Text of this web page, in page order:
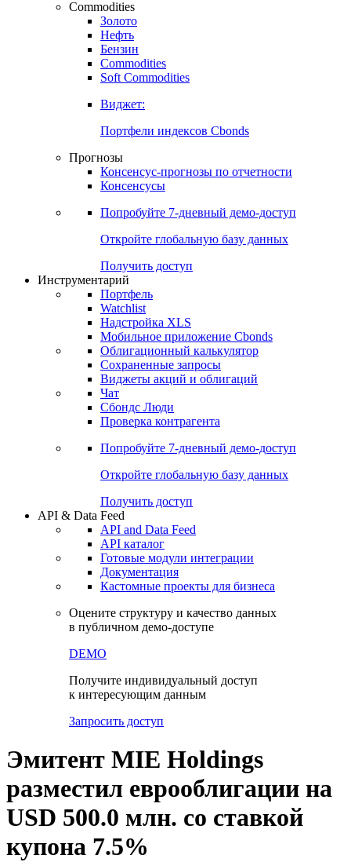
Commodities
Золото
Нефть
Бензин
Commodities
Soft Commodities
Виджет:
Портфели индексов Cbonds
Прогнозы
Консенсус-прогнозы по отчетности
Консенсусы
Попробуйте 7-дневный демо-доступ
Откройте глобальную базу данных
Получить доступ
Инструментарий
Портфель
Watchlist
Надстройка XLS
Мобильное приложение Cbonds
Облигационный калькулятор
Сохраненные запросы
Виджеты акций и облигаций
Чат
Сбондс Люди
Проверка контрагента
Попробуйте 7-дневный демо-доступ
Откройте глобальную базу данных
Получить доступ
API & Data Feed
API and Data Feed
API каталог
Готовые модули интеграции
Документация
Кастомные проекты для бизнеса
Оцените структуру и качество данных
в публичном демо-доступе
DEMO
Получите индивидуальный доступ
к интересующим данным
Запросить доступ
Эмитент MIE Holdings
разместил еврооблигации на
USD 500.0 млн. со ставкой
купона 7.5%